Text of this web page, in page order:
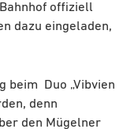
offiziell
dazu eingeladen,
beim Duo „Vibvien
denn
den Mügelner